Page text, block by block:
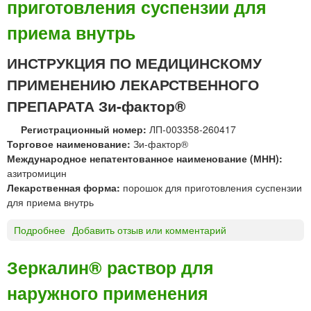
я
с
п
и
р
т
о
в
о
й
а
к
о
®
т
б
л
е
т
к
и
приготовления суспензии для
приема внутрь
ИНСТРУКЦИЯ ПО МЕДИЦИНСКОМУ
ПРИМЕНЕНИЮ ЛЕКАРСТВЕННОГО
ПРЕПАРАТА Зи-фактор®
Регистрационный номер: ЛП-003358-260417
Торговое наименование: Зи-фактор®
Международное непатентованное наименование (МНН):
азитромицин
Лекарственная форма: порошок для приготовления суспензии
для приема внутрь
Подробнее
-
ф
а
Добавить отзыв или комментарий
Зеркалин® раствор для
наружного применения